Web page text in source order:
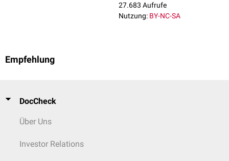
27.683 Aufrufe
Nutzung: BY-NC-SA
Empfehlung
DocCheck
Über Uns
Investor Relations